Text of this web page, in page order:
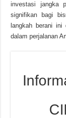
investasi jangka
signifikan bagi
langkah berani
dalam perjalanan